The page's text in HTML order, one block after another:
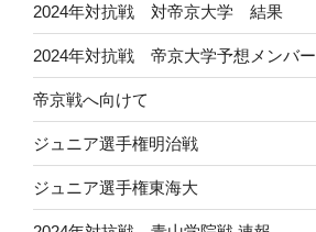
2024年対抗戦 対帝京大学 結果
2024年対抗戦 帝京大学予想メンバー
帝京戦へ向けて
ジュニア選手権明治戦
ジュニア選手権東海大